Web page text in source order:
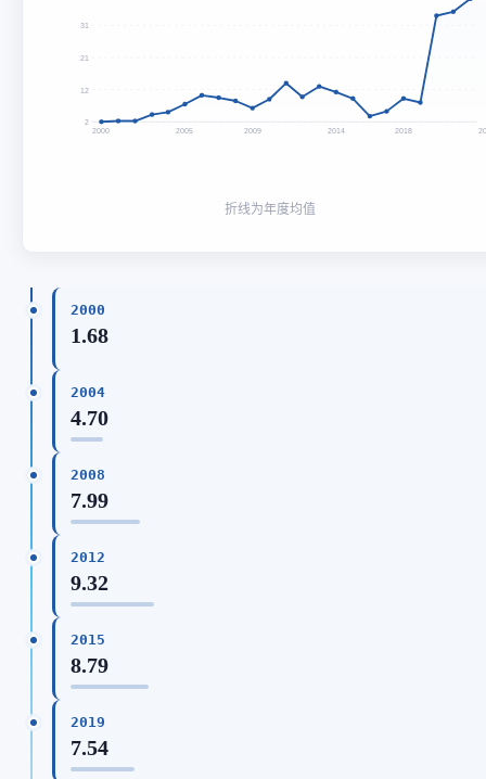
31
21
12
2
2000 2005 2009 2014 2018
折线为年度均值
2000
1.68
2004
4.70
2008
7.99
2012
9.32
2015
8.79
2019
7.54